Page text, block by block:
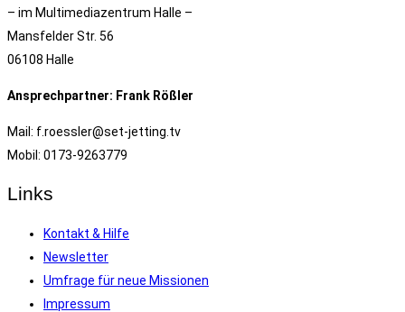
– im Multimediazentrum Halle –
Mansfelder Str. 56
06108 Halle
Ansprechpartner: Frank Rößler
Mail: f.roessler@set-jetting.tv
Mobil: 0173-9263779
Links
Kontakt & Hilfe
Newsletter
Umfrage für neue Missionen
Impressum